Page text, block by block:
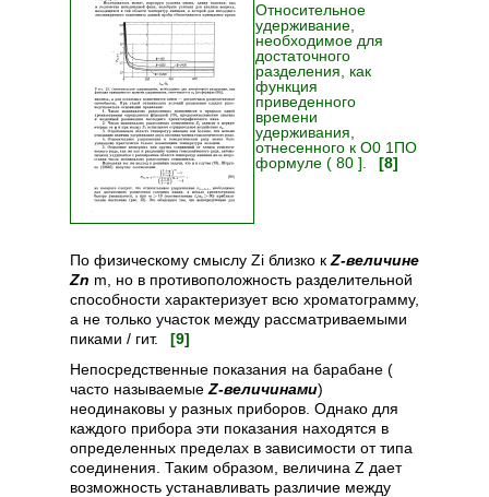
Относительное
удерживание,
необходимое для
достаточного
разделения, как
функция
приведенного
времени
удерживания,
отнесенного к О0 1ПО
формуле ( 80 ].
[8]
По физическому смыслу Zi близко к Z-величине
Zn m, но в противоположность разделительной
способности характеризует всю хроматограмму,
а не только участок между рассматриваемыми
пиками / гит. [9]
Непосредственные показания на барабане (
часто называемые Z-величинами)
неодинаковы у разных приборов. Однако для
каждого прибора эти показания находятся в
определенных пределах в зависимости от типа
соединения. Таким образом, величина Z дает
возможность устанавливать различие между